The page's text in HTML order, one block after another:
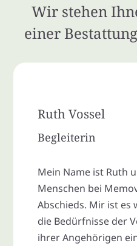
Wir stehen
einer
Ruth Vossel
Begleiterin
Mein Name ist Ruth
Menschen bei
Abschieds. Mir ist
die Bedürfnisse der
ihrer Angehörigen